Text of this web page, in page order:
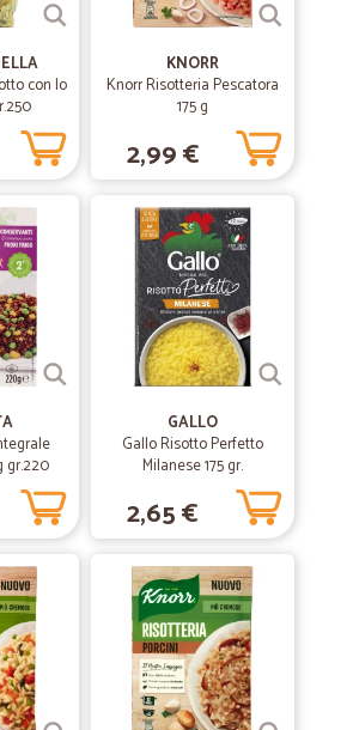
perfetti,tempi rispettati,tutti gli alimenti
scelta.lo raccomando,e lo
l'emergenza covit
B.
in considerazione
ho acquistato 2 lattine da 5 lt. Ottimo
mi sono arrivate nei tempi previsti,
con altri prodotti. Lo consiglio! Ottimo
I.
veloce e lo sono stati di più!
con lo
KNORR
Knorr Risotteria Pescatora
175 g
2,99 €
gr.220
GALLO
Gallo Risotto Perfetto
Milanese 175 gr.
2,65 €